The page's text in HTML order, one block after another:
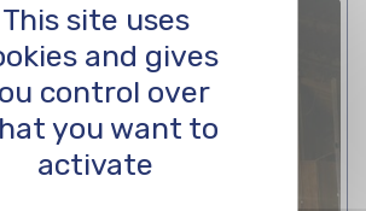
This site uses
and gives
control over
you want to
activate